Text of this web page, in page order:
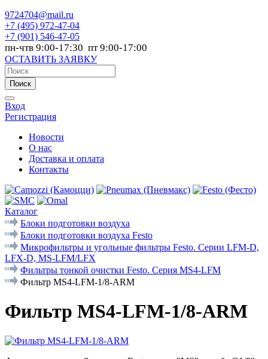
9724704@mail.ru
+7 (495) 972-47-04
+7 (901) 546-47-05
пн-чтв 9:00-17:30 пт 9:00-17:00
ОСТАВИТЬ ЗАЯВКУ
Поиск
Вход
Регистрация
Новости
О нас
Доставка и оплата
Контакты
Каталог
Блоки подготовки воздуха
Блоки подготовки воздуха Festo
Микрофильтры и угольные фильтры Festo. Cерии LFM-D,
LFX-D, MS-LFM/LFX
Фильтры тонкой очистки Festo. Серия MS4-LFM
Фильтр MS4-LFM-1/8-ARM
Фильтр MS4-LFM-1/8-ARM